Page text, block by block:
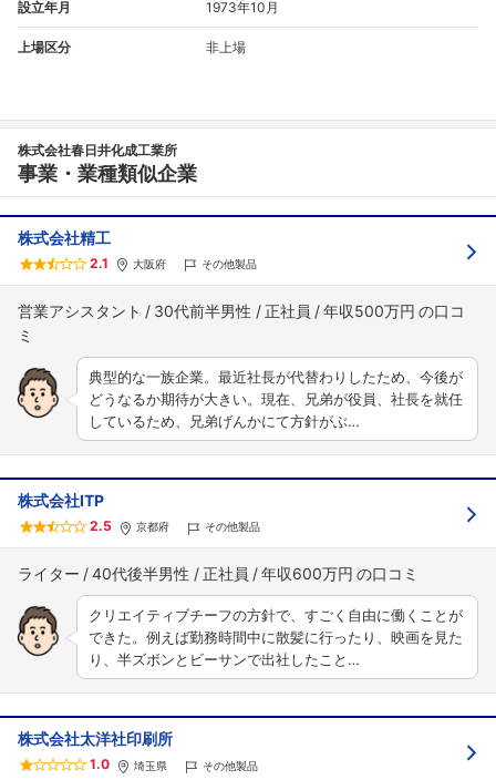
設立年月 1973年10月
上場区分 非上場
株式会社春日井化成工業所
事業・業種類似企業
株式会社精工
2.1 大阪府 その他製品
営業アシスタント 30代前半男性 正社員 年収500万円
典型的な一族企業。最近社長が代替わりしたため、今後が
どうなるか期待が大きい。現在、兄弟が役員、社長を就任
しているため、兄弟げんかにて方針がぶ…
株式会社ITP
2.5 京都府 その他製品
ライター 40代後半男性 正社員 年収600万円
クリエイティブチーフの方針で、すごく自由に働くことが
できた。例えば勤務時間中に散髪に行ったり、映画を見た
り、半ズボンとビーサンで出社したこと…
株式会社太洋社印刷所
1.0 埼玉県 その他製品